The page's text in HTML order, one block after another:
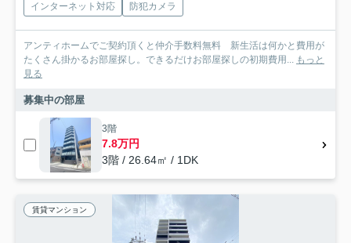
インターネット対応
防犯カメラ
アンティホームでご契約頂くと仲介手数料無料 新生活は何かと費用が
たくさん掛かるお部屋探し。できるだけお部屋探しの初期費用... もっと
見る
募集中の部屋
3階
7.8万円
3階 / 26.64㎡ / 1DK
賃貸マンション